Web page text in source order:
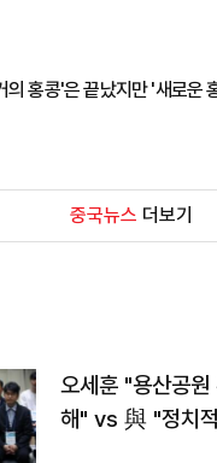
의 홍콩'은 끝났지만 '새로운
중국뉴스 더보기
오세훈 "용산공
해" vs 與 "정치